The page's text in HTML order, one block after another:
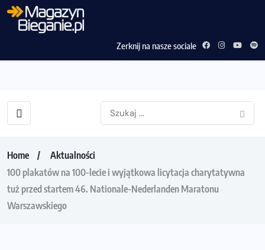
Zerknij na nasze sociale
Home
Aktualności
100 plakatów na 100-lecie i wyjątkowa licytacja charytatywna
tuż przed startem 46. Nationale-Nederlanden Maratonu
Warszawskiego